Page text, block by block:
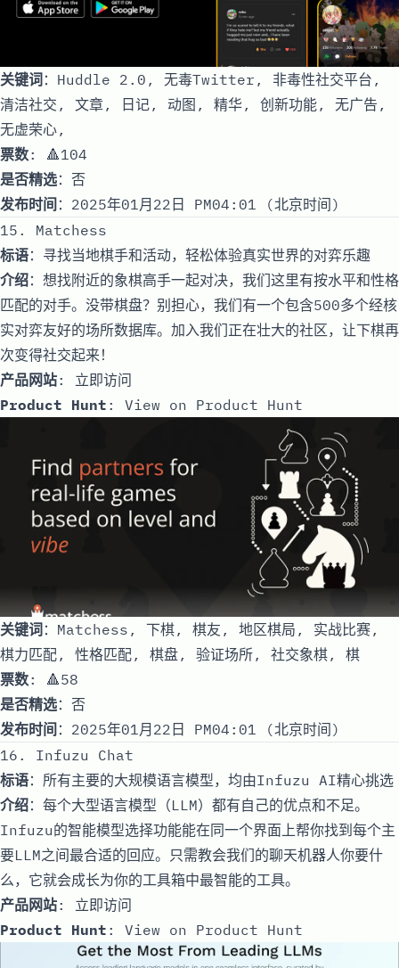
关键词：Huddle 2.0, 无毒Twitter, 非毒性社交平台,
清洁社交, 文章, 日记, 动图, 精华, 创新功能, 无广告,
无虚荣心,
票数: 🔺104
是否精选：否
发布时间 ：2025年01月22日 PM04:01 (北京时间)
15. Matchess
标语：寻找当地棋手和活动，轻松体验真实世界的对弈乐趣
介绍：想找附近的象棋高手一起对决，我们这里有按水平和性格
匹配的对手。没带棋盘？别担心，我们有一个包含500多个经核
实对弈友好的场所数据库。加入我们正在壮大的社区，让下棋再
次变得社交起来！
产品网站: 立即访问
Product Hunt : View on Product Hunt
关键词：Matchess, 下棋, 棋友, 地区棋局, 实战比赛,
棋力匹配, 性格匹配, 棋盘, 验证场所, 社交象棋, 棋
票数: 🔺58
是否精选：否
发布时间 ：2025年01月22日 PM04:01 (北京时间)
16. Infuzu Chat
标语：所有主要的大规模语言模型，均由Infuzu AI精心挑选
介绍：每个大型语言模型（LLM）都有自己的优点和不足。
Infuzu的智能模型选择功能能在同一个界面上帮你找到每个主
要LLM之间最合适的回应。只需教会我们的聊天机器人你要什
么，它就会成长为你的工具箱中最智能的工具。
产品网站: 立即访问
Product Hunt : View on Product Hunt